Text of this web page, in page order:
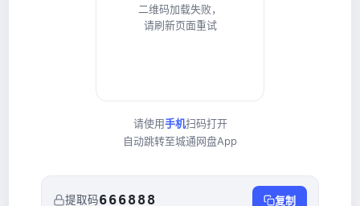
二维码加载失败，
请刷新页面重试
请使用手机扫码打开
自动跳转至城通网盘App
提取码666888 复制